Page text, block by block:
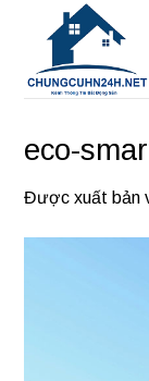
dung
eco-
Được xuất bản